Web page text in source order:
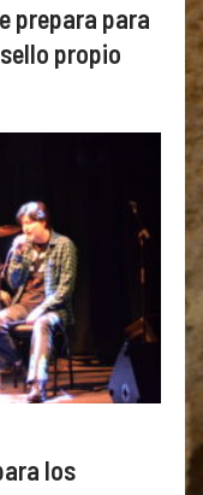
prepara para
propio
los